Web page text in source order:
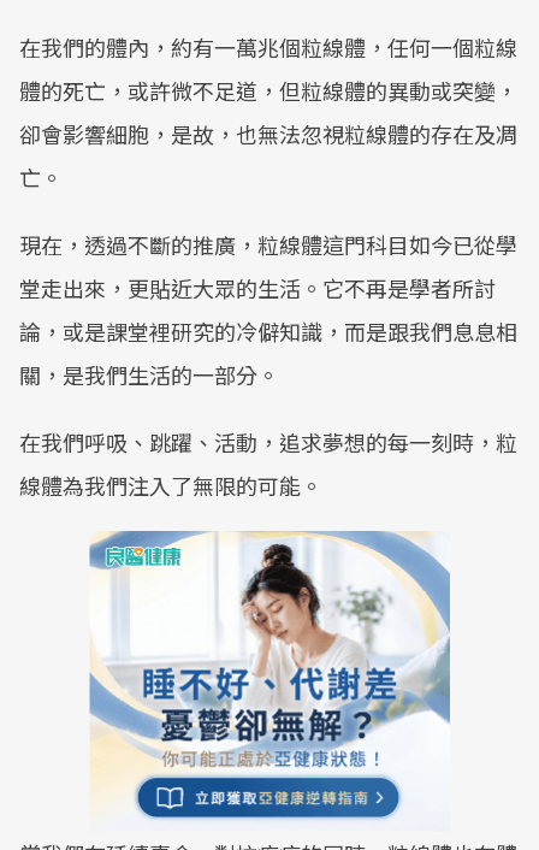
在我們的體內，約有一萬兆個粒線體，任何一個粒線
體的死亡，或許微不足道，但粒線體的異動或突變，
卻會影響細胞，是故，也無法忽視粒線體的存在及凋
亡。
現在，透過不斷的推廣，粒線體這門科目如今已從學
堂走出來，更貼近大眾的生活。它不再是學者所討
論，或是課堂裡研究的冷僻知識，而是跟我們息息相
關，是我們生活的一部分。
在我們呼吸、跳躍、活動，追求夢想的每一刻時，粒
線體為我們注入了無限的可能。